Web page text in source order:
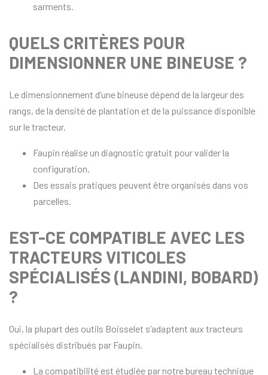
sarments.
QUELS CRITÈRES POUR
DIMENSIONNER UNE BINEUSE ?
Le dimensionnement d’une bineuse dépend de la largeur des
rangs, de la densité de plantation et de la puissance disponible
sur le tracteur.
Faupin réalise un diagnostic gratuit pour valider la
configuration.
Des essais pratiques peuvent être organisés dans vos
parcelles.
EST-CE COMPATIBLE AVEC LES
TRACTEURS VITICOLES
SPÉCIALISÉS (LANDINI, BOBARD)
?
Oui, la plupart des outils Boisselet s’adaptent aux tracteurs
spécialisés distribués par Faupin.
La compatibilité est étudiée par notre bureau technique